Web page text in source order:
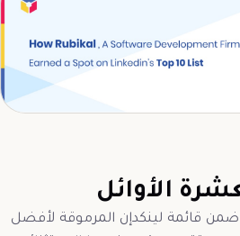
الأوائل
قائمة لينكدإن المرموقة لأفضل